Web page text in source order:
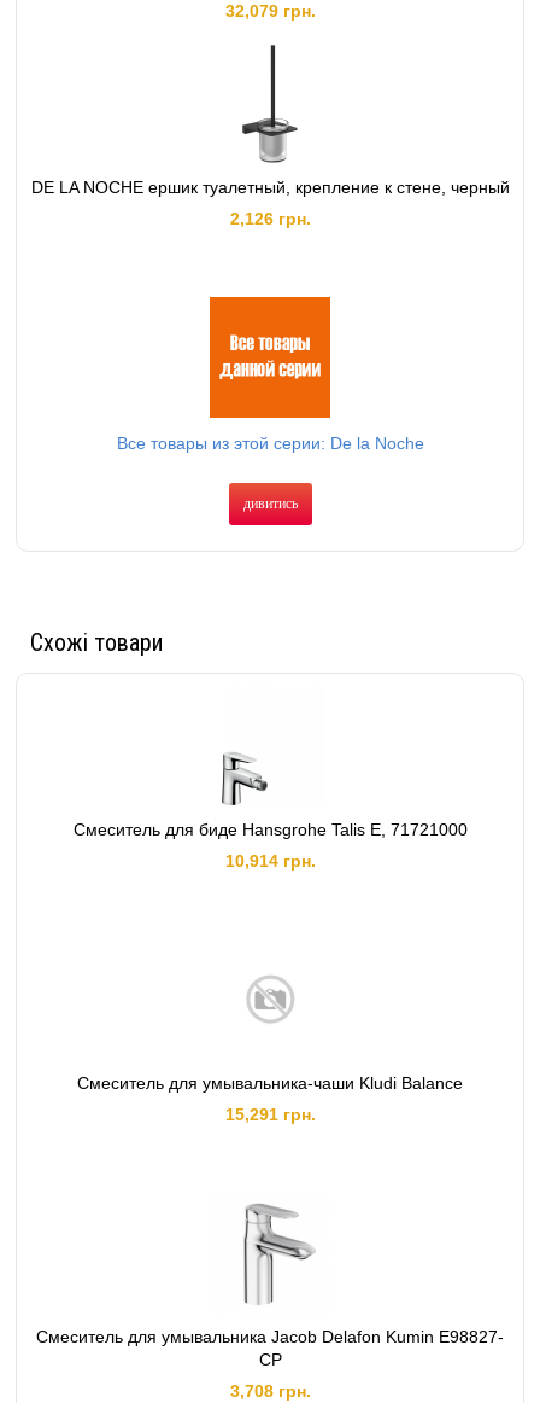
32,079 грн.
DE LA NOCHE ершик туалетный, крепление к стене, черный
2,126 грн.
Все товары из этой серии: De la Noche
дивитись
Схожі товари
Смеситель для биде Hansgrohe Talis E, 71721000
10,914 грн.
Смеситель для умывальника-чаши Kludi Balance
15,291 грн.
Смеситель для умывальника Jacob Delafon Kumin E98827-
CP
3,708 грн.